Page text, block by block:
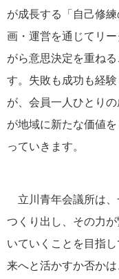
が成長する「自己修
画・運営を通じてリ
がら意思決定を重ね
す。失敗も成功も経
が、会員一人ひとり
が地域に新たな価値
っていきます。
立川青年会議所は、
つくり出し、その力
いていくことを目指
来へと活かすか否か